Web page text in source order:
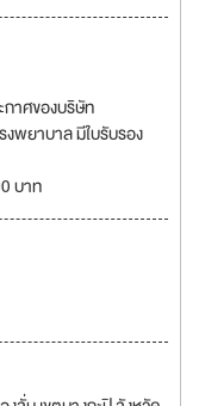
าศของบริษัท
พยาบาล มีใบรับรอง
บาท